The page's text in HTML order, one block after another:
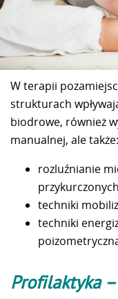
W terapii
strukturach
biodrowe, również
manualnej, ale także:
rozluźnianie
techniki
techniki
Profilaktyka